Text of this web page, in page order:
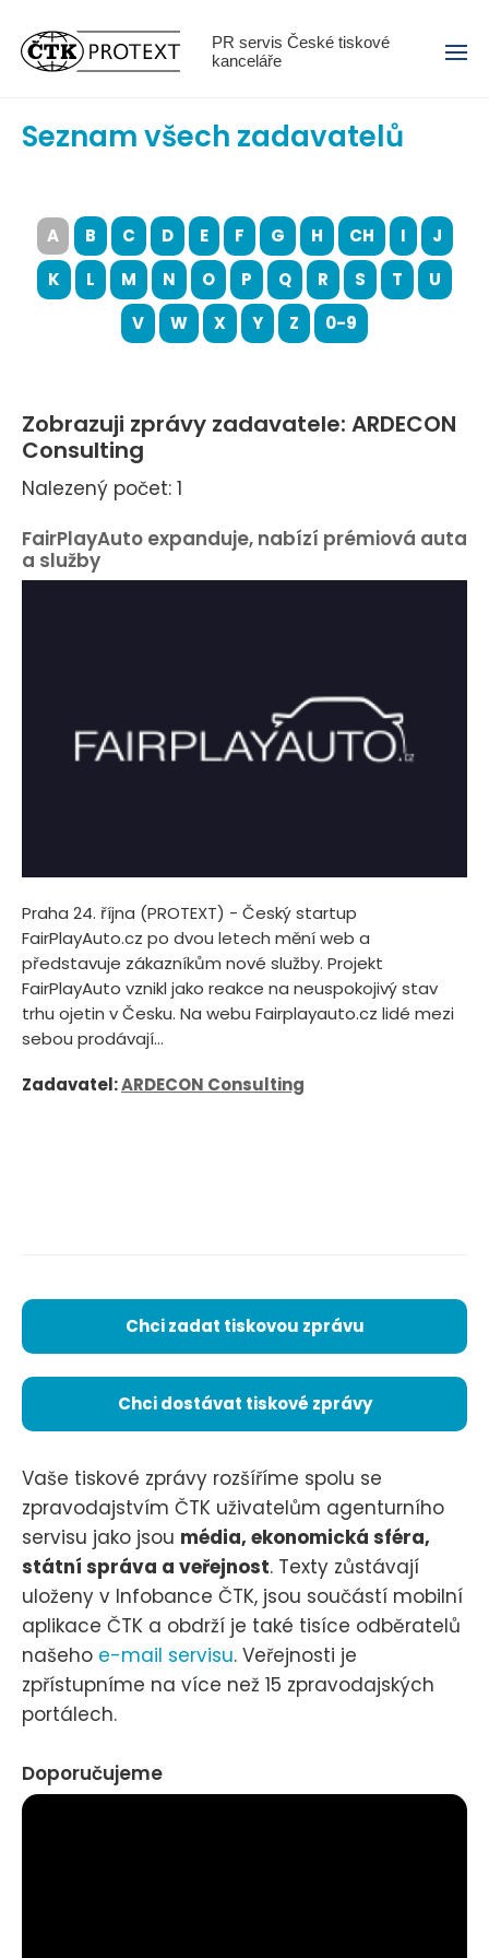
PR servis České tiskové
kanceláře
Menu
Seznam všech zadavatelů
A B C D E F G H CH I
J
K
L M N O P Q R S T
U
V
W X Y Z 0-9
Zobrazuji zprávy zadavatele: ARDECON
Consulting
Nalezený počet: 1
FairPlayAuto expanduje, nabízí prémiová auta
a služby
Praha 24. října (PROTEXT) - Český startup
FairPlayAuto.cz po dvou letech mění web a
představuje zákazníkům nové služby. Projekt
FairPlayAuto vznikl jako reakce na neuspokojivý stav
trhu ojetin v Česku. Na webu Fairplayauto.cz lidé mezi
sebou prodávají...
Zadavatel:ARDECON Consulting
Chci zadat tiskovou zprávu
Chci dostávat tiskové zprávy
Vaše tiskové zprávy rozšíříme spolu se
zpravodajstvím ČTK uživatelům agenturního
servisu jako jsou média, ekonomická sféra,
státní správa a veřejnost. Texty zůstávají
uloženy v Infobance ČTK, jsou součástí mobilní
aplikace ČTK a obdrží je také tisíce odběratelů
našeho e-mail servisu. Veřejnosti je
zpřístupníme na více než 15 zpravodajských
portálech.
Doporučujeme